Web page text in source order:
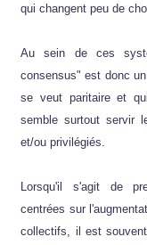
qui changent peu de
Au sein de ces
consensus" est donc
se veut paritaire et
semble surtout servir
et/ou privilégiés.
Lorsqu'il s'agit de
centrées sur
collectifs, il est